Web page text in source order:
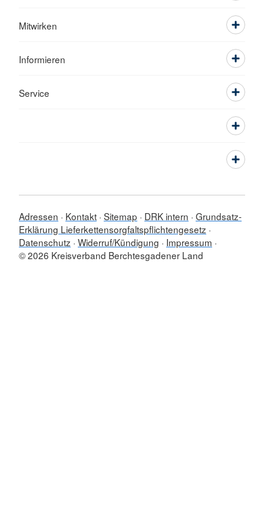
Mitwirken
Informieren
Service
Adressen Kontakt Sitemap DRK intern Grundsatz-
Erklärung Lieferkettensorgfaltspflichtengesetz
Datenschutz Widerruf/Kündigung
Impressum
© 2026 Kreisverband Berchtesgadener Land